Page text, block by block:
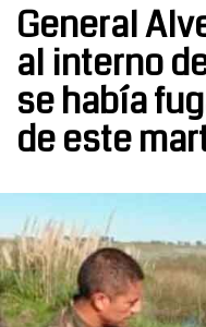
General
al interno
se había
de este